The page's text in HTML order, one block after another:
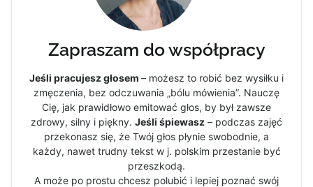
Zapraszam do współpracy
Jeśli pracujesz głosem – możesz to robić bez wysiłku i
zmęczenia, bez odczuwania „bólu mówienia”. Nauczę
Cię, jak prawidłowo emitować głos, by był zawsze
zdrowy, silny i piękny. Jeśli śpiewasz – podczas zajęć
przekonasz się, że Twój głos płynie swobodnie, a
każdy, nawet trudny tekst w j. polskim przestanie być
przeszkodą.
A może po prostu chcesz polubić i lepiej poznać swój